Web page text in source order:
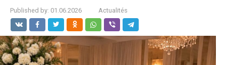
Published by: 01.06.2026 Actualités